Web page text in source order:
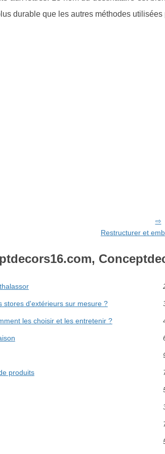
durable que les autres méthodes
Restructurer et
stores d'extérieurs sur mesure ?
les choisir et les entretenir ?
produits